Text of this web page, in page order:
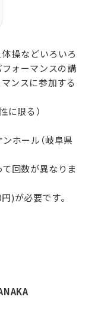
体操などいろいろ
ォーマンスの講
ンスに参加する
に限る）
ホール（岐阜県
回数が異なりま
)が必要です。